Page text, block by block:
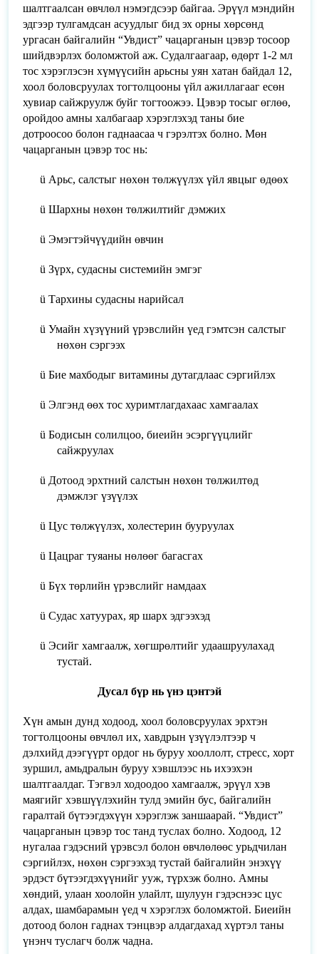
шалтгаалсан өвчлөл нэмэгдсээр байгаа. Эрүүл мэндийн
эдгээр тулгамдсан асуудлыг бид эх орны хөрсөнд
ургасан байгалийн “Увдист” чацарганын цэвэр тосоор
шийдвэрлэх боломжтой аж. Судалгаагаар, өдөрт 1-2 мл
тос хэрэглэсэн хүмүүсийн арьсны уян хатан байдал 12,
хоол боловсруулах тогтолцооны үйл ажиллагааг есөн
хувиар сайжруулж буйг тогтоожээ. Цэвэр тосыг өглөө,
оройдоо амны халбагаар хэрэглэхэд таны бие
дотроосоо болон гаднаасаа ч гэрэлтэх болно. Мөн
чацарганын цэвэр тос нь:
ü Арьс, салстыг нөхөн төлжүүлэх үйл явцыг өдөөх
ü Шархны нөхөн төлжилтийг дэмжих
ü Эмэгтэйчүүдийн өвчин
ü Зүрх, судасны системийн эмгэг
ü Тархины судасны нарийсал
ü Умайн хүзүүний үрэвслийн үед гэмтсэн салстыг
нөхөн сэргээх
ü Бие махбодыг витамины дутагдлаас сэргийлэх
ü Элгэнд өөх тос хуримтлагдахаас хамгаалах
ü Бодисын солилцоо, биеийн эсэргүүцлийг
сайжруулах
ü Дотоод эрхтний салстын нөхөн төлжилтөд
дэмжлэг үзүүлэх
ü Цус төлжүүлэх, холестерин бууруулах
ü Цацраг туяаны нөлөөг багасгах
ü Бүх төрлийн үрэвслийг намдаах
ü Судас хатуурах, яр шарх эдгээхэд
ü Эсийг хамгаалж, хөгшрөлтийг удаашруулахад
тустай.
Дусал бүр нь үнэ цэнтэй
Хүн амын дунд ходоод, хоол боловсруулах эрхтэн
тогтолцооны өвчлөл их, хавдрын үзүүлэлтээр ч
дэлхийд дээгүүрт ордог нь буруу хооллолт, стресс, хорт
зуршил, амьдралын буруу хэвшлээс нь ихээхэн
шалтгаалдаг. Тэгвэл ходоодоо хамгаалж, эрүүл хэв
маягийг хэвшүүлэхийн тулд эмийн бус, байгалийн
гаралтай бүтээгдэхүүн хэрэглэж заншаарай. “Увдист”
чацарганын цэвэр тос танд туслах болно. Ходоод, 12
нугалаа гэдэсний үрэвсэл болон өвчлөлөөс урьдчилан
сэргийлэх, нөхөн сэргээхэд тустай байгалийн энэхүү
эрдэст бүтээгдэхүүнийг ууж, түрхэж болно. Амны
хөндий, улаан хоолойн улайлт, шулуун гэдэснээс цус
алдах, шамбарамын үед ч хэрэглэх боломжтой. Биеийн
дотоод болон гаднах тэнцвэр алдагдахад хүртэл таны
үнэнч туслагч болж чадна.